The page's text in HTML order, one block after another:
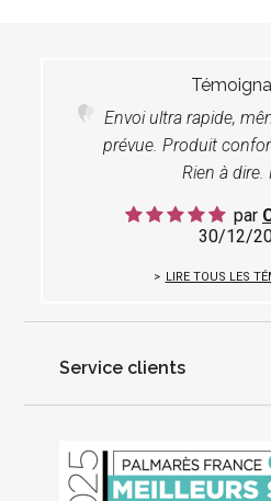
Envoi ultra rapide,
prévue. Produit
Rien à dire.
par
30/12/
LIRE TOUS LES
Service clients